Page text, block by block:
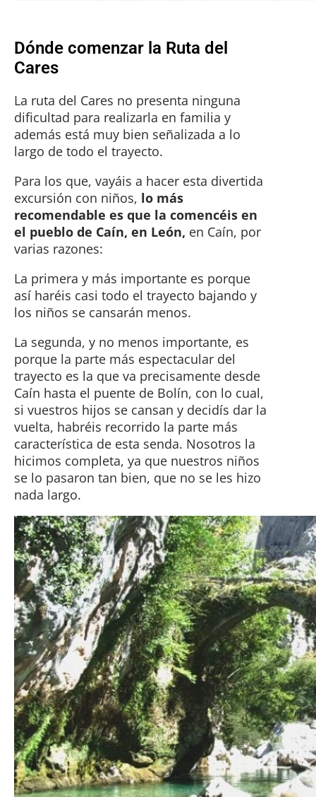
Dónde comenzar la Ruta del
Cares
La ruta del Cares no presenta ninguna
dificultad para realizarla en familia y
además está muy bien señalizada a lo
largo de todo el trayecto.
Para los que, vayáis a hacer esta divertida
excursión con niños, lo más
recomendable es que la comencéis en
el pueblo de Caín, en León, en Caín, por
varias razones:
La primera y más importante es porque
así haréis casi todo el trayecto bajando y
los niños se cansarán menos.
La segunda, y no menos importante, es
porque la parte más espectacular del
trayecto es la que va precisamente desde
Caín hasta el puente de Bolín, con lo cual,
si vuestros hijos se cansan y decidís dar la
vuelta, habréis recorrido la parte más
característica de esta senda. Nosotros la
hicimos completa, ya que nuestros niños
se lo pasaron tan bien, que no se les hizo
nada largo.